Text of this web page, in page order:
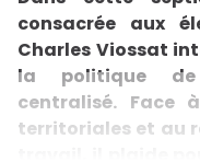
consacrée aux
Charles Viossat
la politique de
centralisé. Face
territoriales et au
travail, il plaide